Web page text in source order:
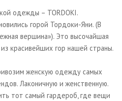
одежды – TORDOKI.
горой Тордоки-Яни. (В
вершина»). Это высочайшая
красивейших гор нашей страны.
женскую одежду самых
Лаконичную и женственную.⠀
тот самый гардероб, где вещи